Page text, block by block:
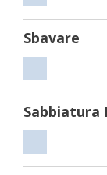
Sbavare
Sabbiatura
ISO